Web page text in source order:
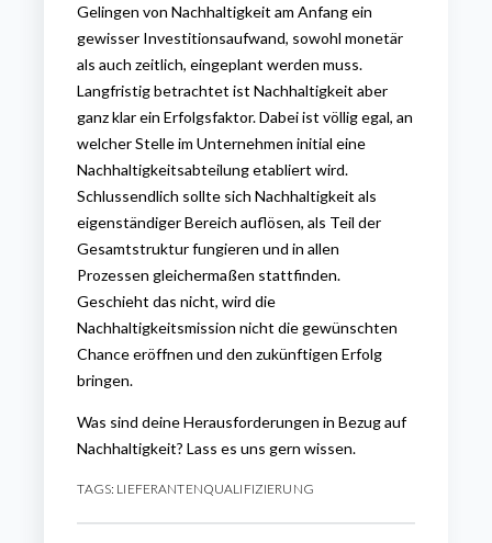
Gelingen von Nachhaltigkeit am Anfang ein
gewisser Investitionsaufwand, sowohl monetär
als auch zeitlich, eingeplant werden muss.
Langfristig betrachtet ist Nachhaltigkeit aber
ganz klar ein Erfolgsfaktor. Dabei ist völlig egal, an
welcher Stelle im Unternehmen initial eine
Nachhaltigkeitsabteilung etabliert wird.
Schlussendlich sollte sich Nachhaltigkeit als
eigenständiger Bereich auflösen, als Teil der
Gesamtstruktur fungieren und in allen
Prozessen gleichermaßen stattfinden.
Geschieht das nicht, wird die
Nachhaltigkeitsmission nicht die gewünschten
Chance eröffnen und den zukünftigen Erfolg
bringen.
Was sind deine Herausforderungen in Bezug auf
Nachhaltigkeit? Lass es uns gern wissen.
TAGS: LIEFERANTENQUALIFIZIERUNG